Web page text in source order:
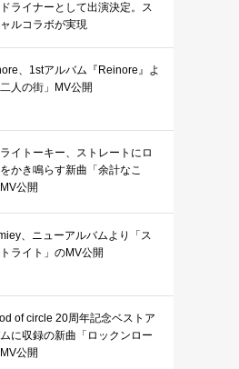
ライナーとして出演決定。ス
ルコラボが実現
、1stアルバム『Reinore』よ
人の街」MV公開
イトーキー、ストレートにロ
かき鳴らす新曲「余計なこ
公開
、ニューアルバムより「ス
ライト」のMV公開
of circle 20周年記念ベストア
に収録の新曲「ロックンロー
公開